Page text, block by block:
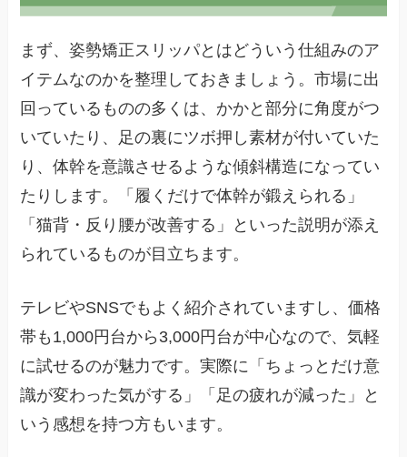
まず、姿勢矯正スリッパとはどういう仕組みのア
イテムなのかを整理しておきましょう。市場に出
回っているものの多くは、かかと部分に角度がつ
いていたり、足の裏にツボ押し素材が付いていた
り、体幹を意識させるような傾斜構造になってい
たりします。「履くだけで体幹が鍛えられる」
「猫背・反り腰が改善する」といった説明が添え
られているものが目立ちます。
テレビやSNSでもよく紹介されていますし、価格
帯も1,000円台から3,000円台が中心なので、気軽
に試せるのが魅力です。実際に「ちょっとだけ意
識が変わった気がする」「足の疲れが減った」と
いう感想を持つ方もいます。